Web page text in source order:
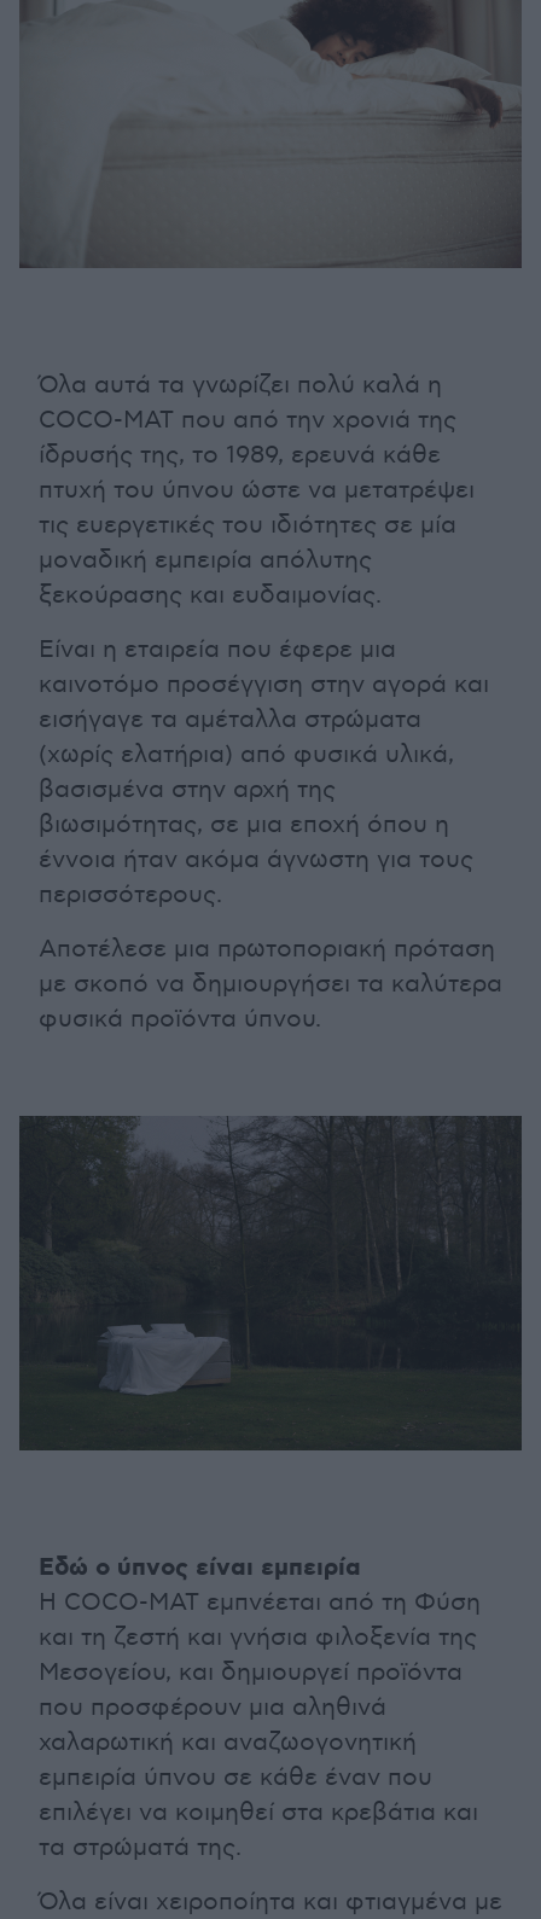
Όλα αυτά τα γνωρίζει πολύ καλά η
COCO-MAT που από την χρονιά της
ίδρυσής της, το 1989, ερευνά κάθε
πτυχή του ύπνου ώστε να μετατρέψει
τις ευεργετικές του ιδιότητες σε μία
μοναδική εμπειρία απόλυτης
ξεκούρασης και ευδαιμονίας.
Είναι η εταιρεία που έφερε μια
καινοτόμο προσέγγιση στην αγορά και
εισήγαγε τα αμέταλλα στρώματα
(χωρίς ελατήρια) από φυσικά υλικά,
βασισμένα στην αρχή της
βιωσιμότητας, σε μια εποχή όπου η
έννοια ήταν ακόμα άγνωστη για τους
περισσότερους.
Αποτέλεσε μια πρωτοποριακή πρόταση
με σκοπό να δημιουργήσει τα καλύτερα
φυσικά προϊόντα ύπνου.
Εδώ ο ύπνος είναι εμπειρία
Η COCO-MAT εμπνέεται από τη Φύση
και τη ζεστή και γνήσια φιλοξενία της
Μεσογείου, και δημιουργεί προϊόντα
που προσφέρουν μια αληθινά
χαλαρωτική και αναζωογονητική
εμπειρία ύπνου σε κάθε έναν που
επιλέγει να κοιμηθεί στα κρεβάτια και
τα στρώματά της.
Όλα είναι χειροποίητα και φτιαγμένα με